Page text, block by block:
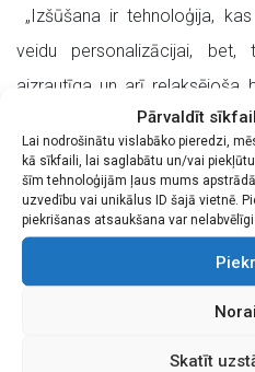
Pārvaldīt
Lai nodrošinātu vislabāko pieredzi,
kā sīkfaili, lai saglabātu un/vai
šīm tehnoloģijām ļaus mums
uzvedību vai unikālus ID šajā vietnē.
piekrišanas atsaukšana var
Skatīt
„Izšūšana ir tehnoloģija,
veidu personalizācijai,
aizrautīga un arī relaksējoša
aizmirst ikdienas steigu un
rīkotāji.
Izstādē aicinām
personu, kuras hobijs ir
nav apmeklējusi hobiju
Savu dalību var pieteikt,